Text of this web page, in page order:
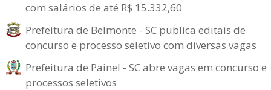
com salários de até R$ 15.332,60
Prefeitura de Belmonte - SC publica editais de
concurso e processo seletivo com diversas vagas
Prefeitura de Painel - SC abre vagas em concurso e
processos seletivos